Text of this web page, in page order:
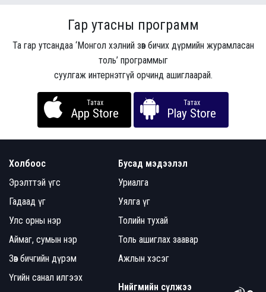
Гар утасны программ
Та гар утсандаа ‘Монгол хэлний зөв бичих дүрмийн журамласан
толь’ программыг
суулгаж интернэтгүй орчинд ашиглаарай.
Татах
App Store
Татах
Play Store
Холбоос
Эрэлттэй үгс
Гадаад үг
Улс орны нэр
Аймаг, сумын нэр
Зөв бичгийн дүрэм
Үгийн санал илгээх
Бусад мэдээлэл
Уриалга
Уялга үг
Толийн тухай
Толь ашиглах заавар
Ажлын хэсэг
Нийгмийн сүлжээ